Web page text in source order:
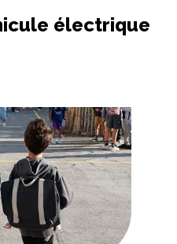
électrique